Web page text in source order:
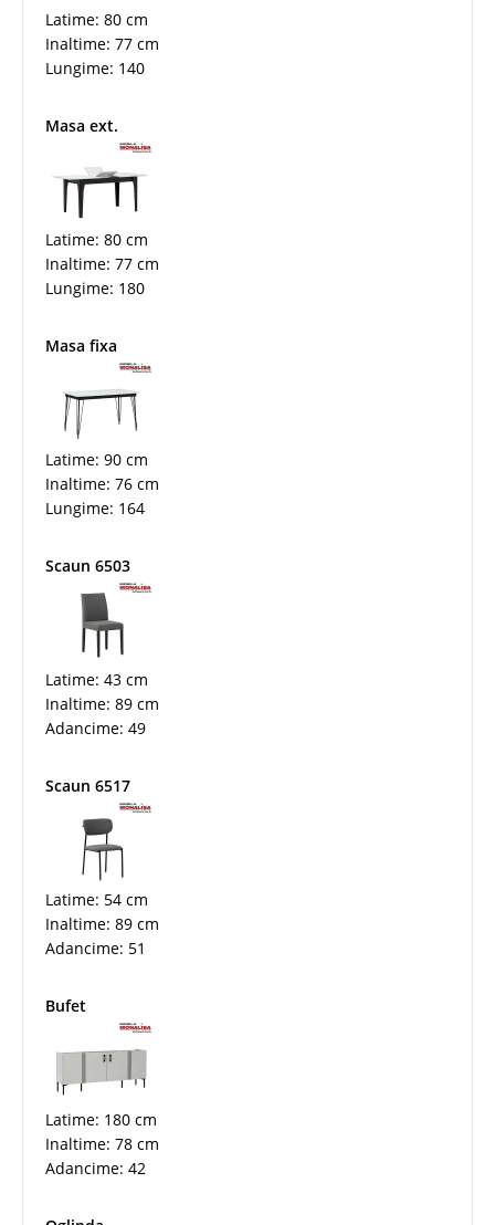
Latime: 80 cm
Inaltime: 77 cm
Lungime: 140
Masa ext.
Latime: 80 cm
Inaltime: 77 cm
Lungime: 180
Masa fixa
Latime: 90 cm
Inaltime: 76 cm
Lungime: 164
Scaun 6503
Latime: 43 cm
Inaltime: 89 cm
Adancime: 49
Scaun 6517
Latime: 54 cm
Inaltime: 89 cm
Adancime: 51
Bufet
Latime: 180 cm
Inaltime: 78 cm
Adancime: 42